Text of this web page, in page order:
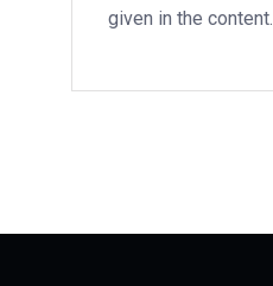
given in the content.